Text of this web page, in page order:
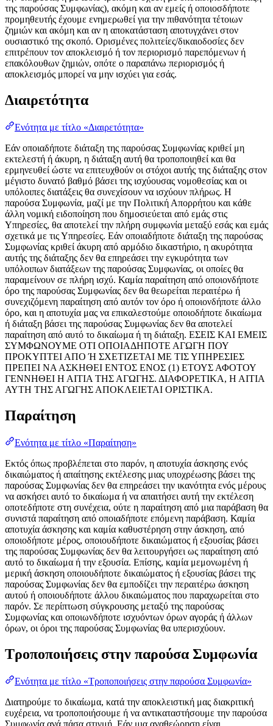
της παρούσας Συμφωνίας), ακόμη και αν εμείς ή οποιοσδήποτε
προμηθευτής έχουμε ενημερωθεί για την πιθανότητα τέτοιων
ζημιών και ακόμη και αν η αποκατάσταση αποτυγχάνει στον
ουσιαστικό της σκοπό. Ορισμένες πολιτείες/δικαιοδοσίες δεν
επιτρέπουν τον αποκλεισμό ή τον περιορισμό παρεπόμενων ή
επακόλουθων ζημιών, οπότε ο παραπάνω περιορισμός ή
αποκλεισμός μπορεί να μην ισχύει για εσάς.
Διαιρετότητα
Ενότητα με τίτλο «Διαιρετότητα»
Εάν οποιαδήποτε διάταξη της παρούσας Συμφωνίας κριθεί μη
εκτελεστή ή άκυρη, η διάταξη αυτή θα τροποποιηθεί και θα
ερμηνευθεί ώστε να επιτευχθούν οι στόχοι αυτής της διάταξης στον
μέγιστο δυνατό βαθμό βάσει της ισχύουσας νομοθεσίας και οι
υπόλοιπες διατάξεις θα συνεχίσουν να ισχύουν πλήρως. Η
παρούσα Συμφωνία, μαζί με την Πολιτική Απορρήτου και κάθε
άλλη νομική ειδοποίηση που δημοσιεύεται από εμάς στις
Υπηρεσίες, θα αποτελεί την πλήρη συμφωνία μεταξύ εσάς και εμάς
σχετικά με τις Υπηρεσίες. Εάν οποιαδήποτε διάταξη της παρούσας
Συμφωνίας κριθεί άκυρη από αρμόδιο δικαστήριο, η ακυρότητα
αυτής της διάταξης δεν θα επηρεάσει την εγκυρότητα των
υπόλοιπων διατάξεων της παρούσας Συμφωνίας, οι οποίες θα
παραμείνουν σε πλήρη ισχύ. Καμία παραίτηση από οποιονδήποτε
όρο της παρούσας Συμφωνίας δεν θα θεωρείται περαιτέρω ή
συνεχιζόμενη παραίτηση από αυτόν τον όρο ή οποιονδήποτε άλλο
όρο, και η αποτυχία μας να επικαλεστούμε οποιοδήποτε δικαίωμα
ή διάταξη βάσει της παρούσας Συμφωνίας δεν θα αποτελεί
παραίτηση από αυτό το δικαίωμα ή τη διάταξη. ΕΣΕΙΣ ΚΑΙ ΕΜΕΙΣ
ΣΥΜΦΩΝΟΥΜΕ ΟΤΙ ΟΠΟΙΑΔΗΠΟΤΕ ΑΓΩΓΗ ΠΟΥ
ΠΡΟΚΥΠΤΕΙ ΑΠΟ Ή ΣΧΕΤΙΖΕΤΑΙ ΜΕ ΤΙΣ ΥΠΗΡΕΣΙΕΣ
ΠΡΕΠΕΙ ΝΑ ΑΣΚΗΘΕΙ ΕΝΤΟΣ ΕΝΟΣ (1) ΕΤΟΥΣ ΑΦΟΤΟΥ
ΓΕΝΝΗΘΕΙ Η ΑΙΤΙΑ ΤΗΣ ΑΓΩΓΗΣ. ΔΙΑΦΟΡΕΤΙΚΑ, Η ΑΙΤΙΑ
ΑΥΤΗ ΤΗΣ ΑΓΩΓΗΣ ΑΠΟΚΛΕΙΕΤΑΙ ΟΡΙΣΤΙΚΑ.
Παραίτηση
Ενότητα με τίτλο «Παραίτηση»
Εκτός όπως προβλέπεται στο παρόν, η αποτυχία άσκησης ενός
δικαιώματος ή απαίτησης εκτέλεσης μιας υποχρέωσης βάσει της
παρούσας Συμφωνίας δεν θα επηρεάσει την ικανότητα ενός μέρους
να ασκήσει αυτό το δικαίωμα ή να απαιτήσει αυτή την εκτέλεση
οποτεδήποτε στη συνέχεια, ούτε η παραίτηση από μια παράβαση θα
συνιστά παραίτηση από οποιαδήποτε επόμενη παράβαση. Καμία
αποτυχία άσκησης και καμία καθυστέρηση στην άσκηση, από
οποιοδήποτε μέρος, οποιουδήποτε δικαιώματος ή εξουσίας βάσει
της παρούσας Συμφωνίας δεν θα λειτουργήσει ως παραίτηση από
αυτό το δικαίωμα ή την εξουσία. Επίσης, καμία μεμονωμένη ή
μερική άσκηση οποιουδήποτε δικαιώματος ή εξουσίας βάσει της
παρούσας Συμφωνίας δεν θα εμποδίζει την περαιτέρω άσκηση
αυτού ή οποιουδήποτε άλλου δικαιώματος που παραχωρείται στο
παρόν. Σε περίπτωση σύγκρουσης μεταξύ της παρούσας
Συμφωνίας και οποιωνδήποτε ισχυόντων όρων αγοράς ή άλλων
όρων, οι όροι της παρούσας Συμφωνίας θα υπερισχύουν.
Τροποποιήσεις στην παρούσα Συμφωνία
Ενότητα με τίτλο «Τροποποιήσεις στην παρούσα Συμφωνία»
Διατηρούμε το δικαίωμα, κατά την αποκλειστική μας διακριτική
ευχέρεια, να τροποποιήσουμε ή να αντικαταστήσουμε την παρούσα
Συμφωνία ανά πάσα στιγμή. Εάν μια αναθεώρηση είναι